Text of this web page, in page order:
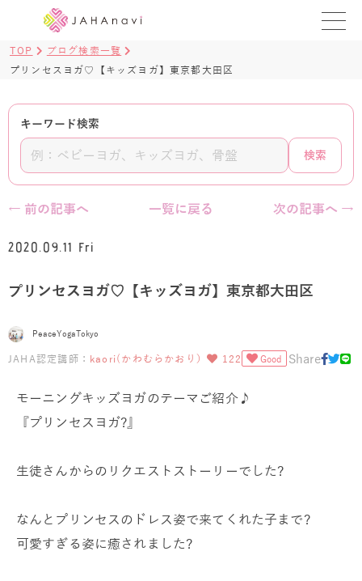
レッスンを探す
BLOG
ヨガ資格講座 ›
TOP
ブログ検索一覧
プリンセスヨガ♡【キッズヨガ】東京都大田区
キーワード検索
検索
← 前の記事へ 一覧に戻る 次の記事へ →
2020.09.11 Fri
プリンセスヨガ♡【キッズヨガ】東京都大田区
PeaceYogaTokyo
JAHA認定講師： kaori(かわむらかおり） 122 Good Share
モーニングキッズヨガのテーマご紹介♪
『プリンセスヨガ?』
生徒さんからのリクエストストーリーでした?
なんとプリンセスのドレス姿で来てくれた子まで?
可愛すぎる姿に癒されました?